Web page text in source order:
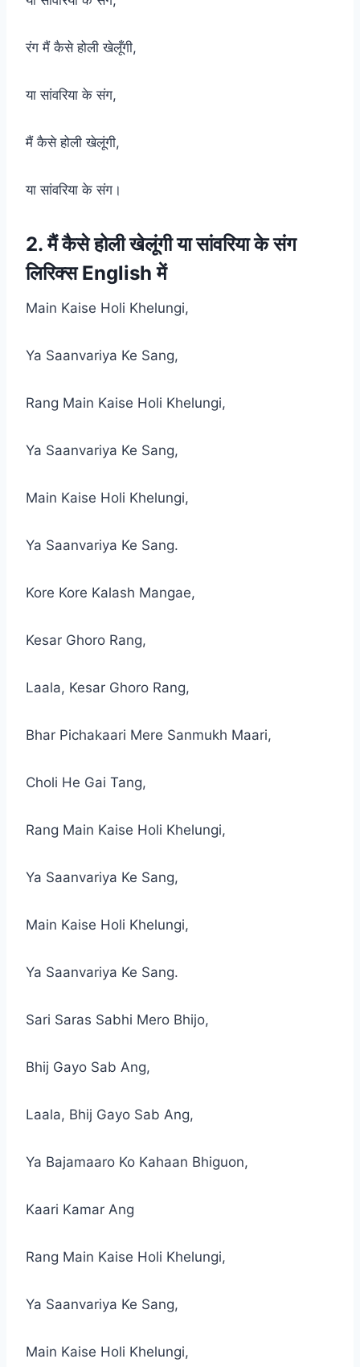
रंग मैं कैसे होली खेलूँगी,
या सांवरिया के संग,
मैं कैसे होली खेलूंगी,
या सांवरिया के संग।
2. मैं कैसे होली खेलूंगी या सांवरिया के संग
लिरिक्स English में
Main Kaise Holi Khelungi,
Ya Saanvariya Ke Sang,
Rang Main Kaise Holi Khelungi,
Ya Saanvariya Ke Sang,
Main Kaise Holi Khelungi,
Ya Saanvariya Ke Sang.
Kore Kore Kalash Mangae,
Kesar Ghoro Rang,
Laala, Kesar Ghoro Rang,
Bhar Pichakaari Mere Sanmukh Maari,
Choli He Gai Tang,
Rang Main Kaise Holi Khelungi,
Ya Saanvariya Ke Sang,
Main Kaise Holi Khelungi,
Ya Saanvariya Ke Sang.
Sari Saras Sabhi Mero Bhijo,
Bhij Gayo Sab Ang,
Laala, Bhij Gayo Sab Ang,
Ya Bajamaaro Ko Kahaan Bhiguon,
Kaari Kamar Ang
Rang Main Kaise Holi Khelungi,
Ya Saanvariya Ke Sang,
Main Kaise Holi Khelungi,